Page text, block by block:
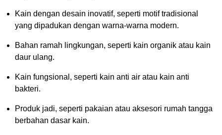
Kain dengan desain inovatif, seperti motif tradisional
yang dipadukan dengan warna-warna modern.
Bahan ramah lingkungan, seperti kain organik atau kain
daur ulang.
Kain fungsional, seperti kain anti air atau kain anti
bakteri.
Produk jadi, seperti pakaian atau aksesori rumah tangga
berbahan dasar kain.